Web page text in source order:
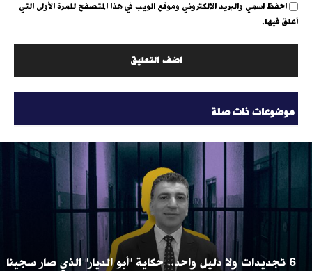
احفظ اسمي والبريد الإلكتروني وموقع الويب في هذا المتصفح للمرة الأولى التي
أعلق فيها.
موضوعات ذات صلة
6 تجديدات ولا دليل واحد.. حكاية "أبو الديار" الذي صار سجينا